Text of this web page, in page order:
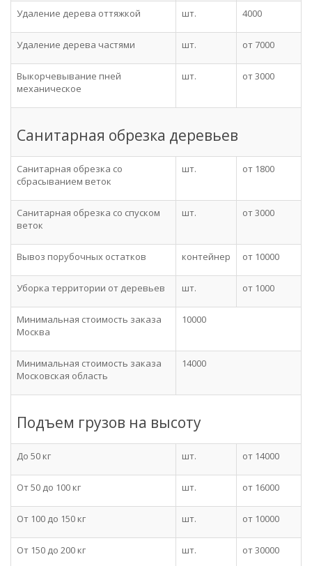
Удаление дерева оттяжкой шт. 4000
Удаление дерева частями шт. от 7000
Выкорчевывание пней
механическое
шт. от 3000
Санитарная обрезка деревьев
Санитарная обрезка со
сбрасыванием веток
шт. от 1800
Санитарная обрезка со спуском
веток
шт. от 3000
Вывоз порубочных остатков контейнер от 10000
Уборка территории от деревьев шт. от 1000
Минимальная стоимость заказа
Москва
10000
Минимальная стоимость заказа
Московская область
14000
Подъем грузов на высоту
До 50 кг шт. от 14000
От 50 до 100 кг шт. от 16000
От 100 до 150 кг шт. от 10000
От 150 до 200 кг шт. от 30000